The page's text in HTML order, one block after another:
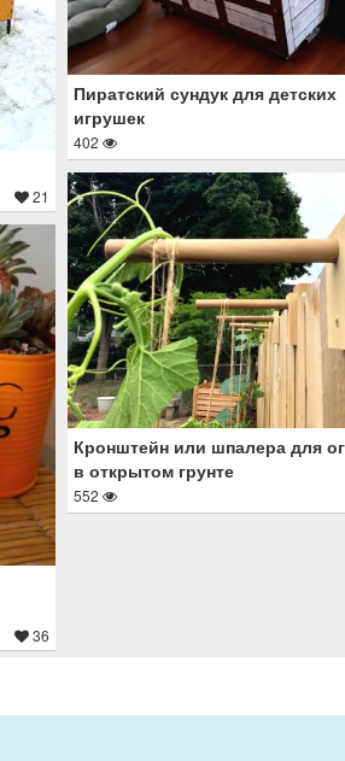
21
Пиратский сундук для детских
игрушек
402
Кронштейн или шпалера для
в открытом грунте
552
36